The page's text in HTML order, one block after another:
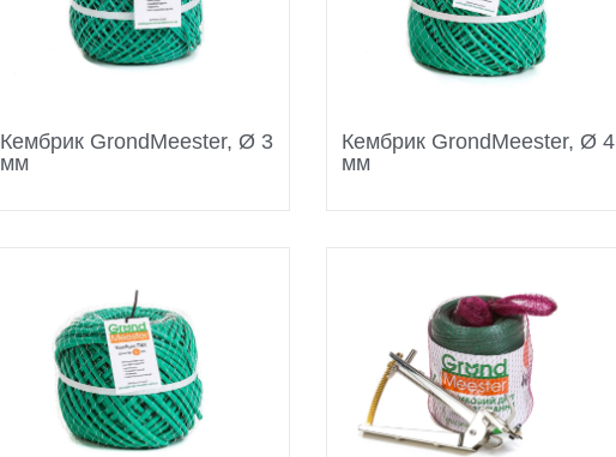
Кембрик GrondMeester, Ø 3
мм
Кембрик GrondMeester, Ø 4
мм